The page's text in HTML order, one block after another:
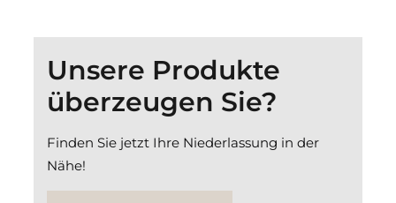
Unsere Produkte
überzeugen Sie?
Finden Sie jetzt Ihre Niederlassung in der
Nähe!